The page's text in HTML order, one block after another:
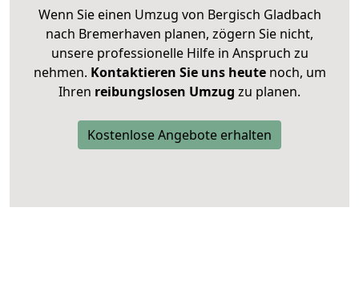
Wenn Sie einen Umzug von Bergisch Gladbach
nach Bremerhaven planen, zögern Sie nicht,
unsere professionelle Hilfe in Anspruch zu
nehmen. Kontaktieren Sie uns heutenoch, um
Ihren reibungslosen Umzug zu planen.
Kostenlose Angebote erhalten